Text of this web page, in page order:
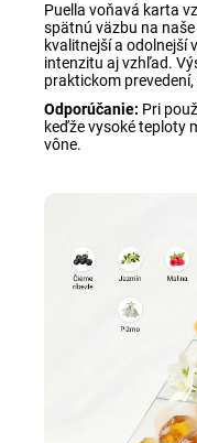
Puella voňavá karta
spätnú väzbu na
kvalitnejší a odolnejší
intenzitu aj vzhľad.
praktickom
Odporúčanie: Pri
keďže vysoké teploty
vône.